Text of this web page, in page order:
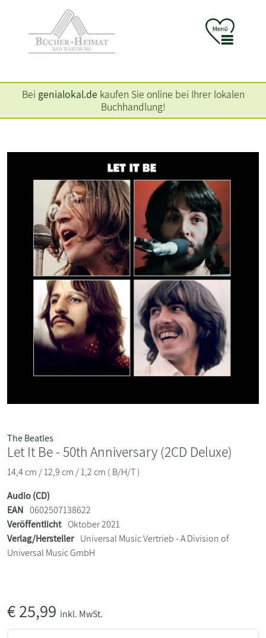
Bei genialokal.de kaufen Sie online bei Ihrer lokalen
Buchhandlung!
The Beatles
Let It Be - 50th Anniversary (2CD Deluxe)
14,4 cm / 12,9 cm / 1,2 cm ( B/H/T )
Audio (CD)
EAN 0602507138622
Veröffentlicht Oktober 2021
Verlag/Hersteller Universal Music Vertrieb - A Division of
Universal Music GmbH
€25,99 inkl. MwSt.